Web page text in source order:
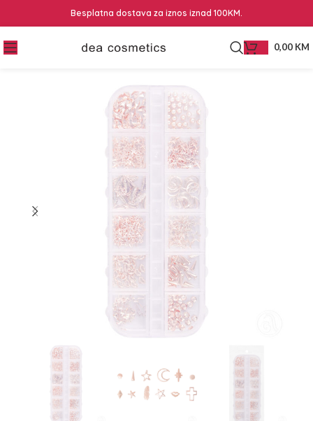
Besplatna dostava za iznos iznad 100KM.
0,00 KM